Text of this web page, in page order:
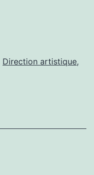
Direction artistique,